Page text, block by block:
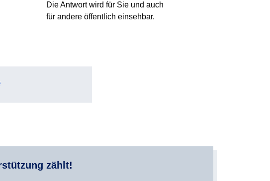
Die Antwort wird für Sie und auch
für andere öffentlich einsehbar.
zählt!